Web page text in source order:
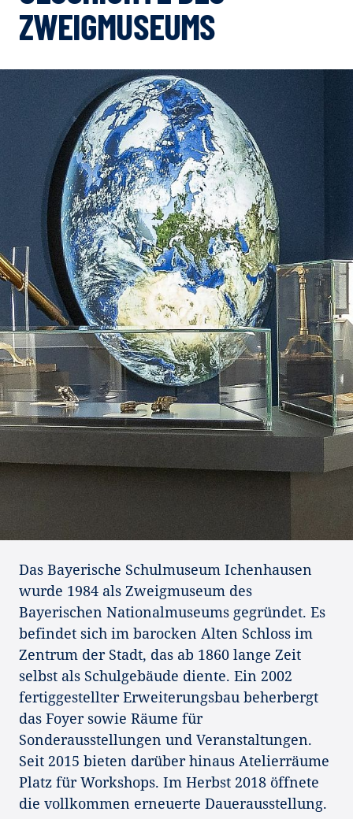
ZWEIGMUSEUMS
Das Bayerische Schulmuseum Ichenhausen
wurde 1984 als Zweigmuseum des
Bayerischen Nationalmuseums gegründet. Es
befindet sich im barocken Alten Schloss im
Zentrum der Stadt, das ab 1860 lange Zeit
selbst als Schulgebäude diente. Ein 2002
fertiggestellter Erweiterungsbau beherbergt
das Foyer sowie Räume für
Sonderausstellungen und Veranstaltungen.
Seit 2015 bieten darüber hinaus Atelierräume
Platz für Workshops. Im Herbst 2018 öffnete
die vollkommen erneuerte Dauerausstellung.